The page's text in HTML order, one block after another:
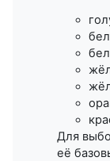
Для
её